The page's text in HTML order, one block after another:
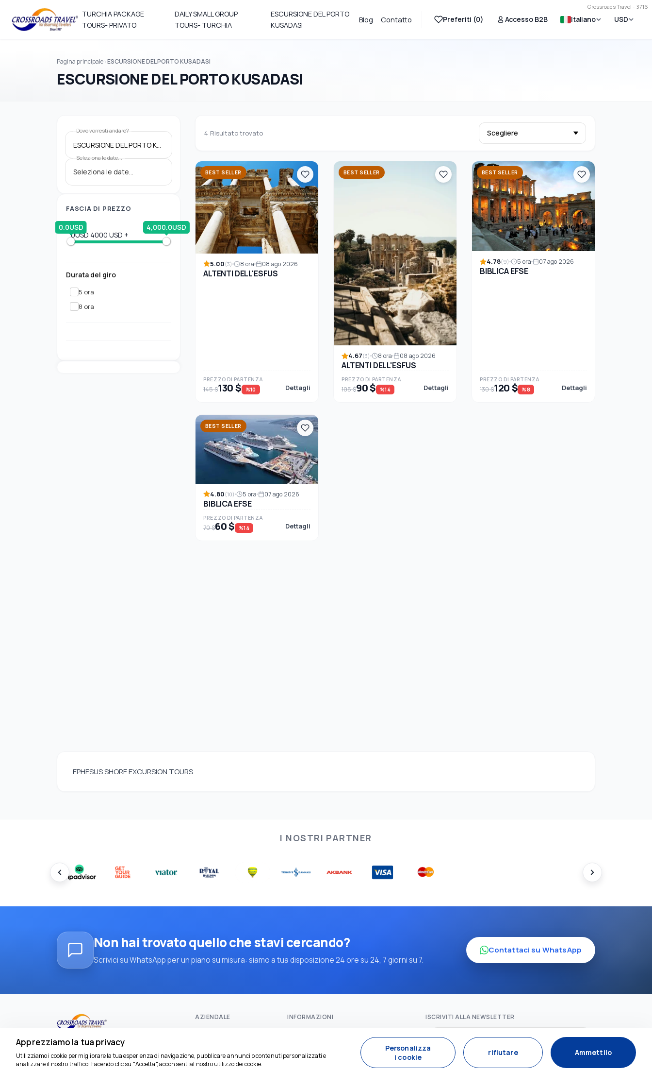
Crossroads Travel - 3716
TURCHIA PACKAGE
TOURS- PRIVATO
DAILY SMALL GROUP
TOURS- TURCHIA
ESCURSIONE DEL PORTO
KUSADASI
Blog Contatto Preferiti (0) Accesso B2B Italiano USD
Pagina principale ESCURSIONE DEL PORTO KUSADASI
ESCURSIONE DEL PORTO KUSADASI
Dove vorresti andare?
ESCURSIONE DEL PORTO KUSADASI
Seleziona le date...
FASCIA DI PREZZO
0USD 4000 USD +
0.0USD 4,000.0USD
Durata del giro
5 ora
8 ora
4 Risultato trovato
BEST SELLER
5.00(3) 8 ora 08 ago 2026
ALTENTI DELL'ESFUS
PREZZO DI PARTENZA
145 $130 $ %10 Dettagli
BEST SELLER
4.67(3) 8 ora 08 ago 2026
ALTENTI DELL'ESFUS
PREZZO DI PARTENZA
105 $90 $ %14 Dettagli
BEST SELLER
4.78(9) 5 ora 07 ago 2026
BIBLICA EFSE
PREZZO DI PARTENZA
130 $120 $ %8 Dettagli
BEST SELLER
4.80(10) 5 ora 07 ago 2026
BIBLICA EFSE
PREZZO DI PARTENZA
70 $60 $ %14 Dettagli
EPHESUS SHORE EXCURSION TOURS
I NOSTRI PARTNER
Non hai trovato quello che stavi cercando?
Scrivici su WhatsApp per un piano su misura: siamo a tua disposizione 24 ore su 24, 7 giorni su 7.
Contattaci su WhatsApp
AZIENDALE
Tour
INFORMAZIONI
booking@crossroadstravel.com
ISCRIVITI ALLA NEWSLETTER
sottoscrivi
SOCIAL MEDIA
Apprezziamo la tua privacy
Utilizziamo i cookie per migliorare la tua esperienza di navigazione, pubblicare annunci o contenuti personalizzati e
analizzare il nostro traffico. Facendo clic su "Accetta", acconsenti al nostro utilizzo dei cookie.
Personalizza
i cookie
rifiutare Ammettilo